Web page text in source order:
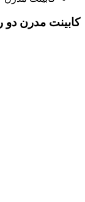
کابینت مدرن